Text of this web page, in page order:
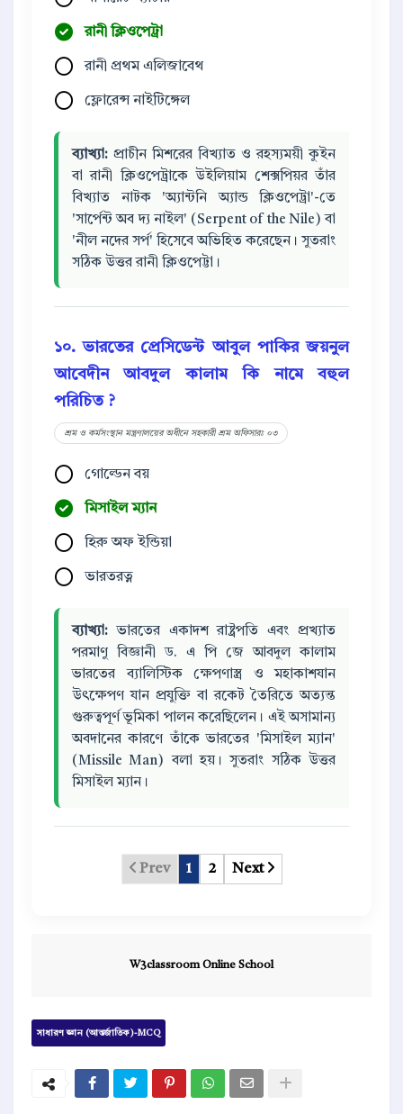
রানী ক্লিওপেট্রা
রানী প্রথম এলিজাবেথ
ফ্লোরেন্স নাইটিঙ্গেল
ব্যাখ্যা: প্রাচীন মিশরের বিখ্যাত ও রহস্যময়ী কুইন
বা রানী ক্লিওপেট্রাকে উইলিয়াম শেক্সপিয়র তাঁর
বিখ্যাত নাটক 'অ্যান্টনি অ্যান্ড ক্লিওপেট্রা'-তে
'সার্পেন্ট অব দ্য নাইল' (Serpent of the Nile) বা
'নীল নদের সর্প' হিসেবে অভিহিত করেছেন। সুতরাং
সঠিক উত্তর রানী ক্লিওপেট্টা।
১০. ভারতের প্রেসিডেন্ট আবুল পাকির জয়নুল
আবেদীন আবদুল কালাম কি নামে বহুল
পরিচিত ?
শ্রম ও কর্মসংস্থান মন্ত্রণালয়ের অধীনে সহকারী শ্রম অফিসারঃ ০৩
গোল্ডেন বয়
মিসাইল ম্যান
হিরু অফ ইন্ডিয়া
ভারতরত্ন
ব্যাখ্যা: ভারতের একাদশ রাষ্ট্রপতি এবং প্রখ্যাত
পরমাণু বিজ্ঞানী ড. এ পি জে আবদুল কালাম
ভারতের ব্যালিস্টিক ক্ষেপণাস্ত্র ও মহাকাশযান
উৎক্ষেপণ যান প্রযুক্তি বা রকেট তৈরিতে অত্যন্ত
গুরুত্বপূর্ণ ভূমিকা পালন করেছিলেন। এই অসামান্য
অবদানের কারণে তাঁকে ভারতের 'মিসাইল ম্যান'
(Missile Man) বলা হয়। সুতরাং সঠিক উত্তর
মিসাইল ম্যান।
Prev 1 2 Next
W3classroom Online School
সাধারণ জ্ঞান (আন্তর্জাতিক)-MCQ